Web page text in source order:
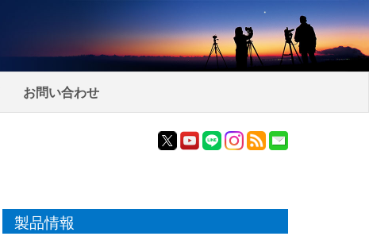
お問い合わせ
製品情報